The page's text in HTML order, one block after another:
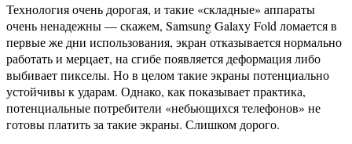
Технология очень дорогая, и такие «складные» аппараты
очень ненадежны — скажем, Samsung Galaxy Fold ломается в
первые же дни использования, экран отказывается нормально
работать и мерцает, на сгибе появляется деформация либо
выбивает пикселы. Но в целом такие экраны потенциально
устойчивы к ударам. Однако, как показывает практика,
потенциальные потребители «небьющихся телефонов» не
готовы платить за такие экраны. Слишком дорого.